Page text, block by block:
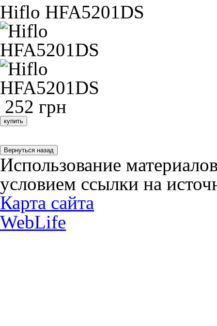
Hiflo HFA5201DS
252 грн
купить
Использование
условием ссылки на
Карта сайта
WebLife